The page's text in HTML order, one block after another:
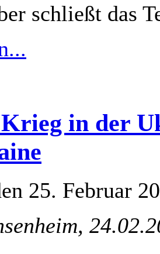
schließt das
in der
25. Februar